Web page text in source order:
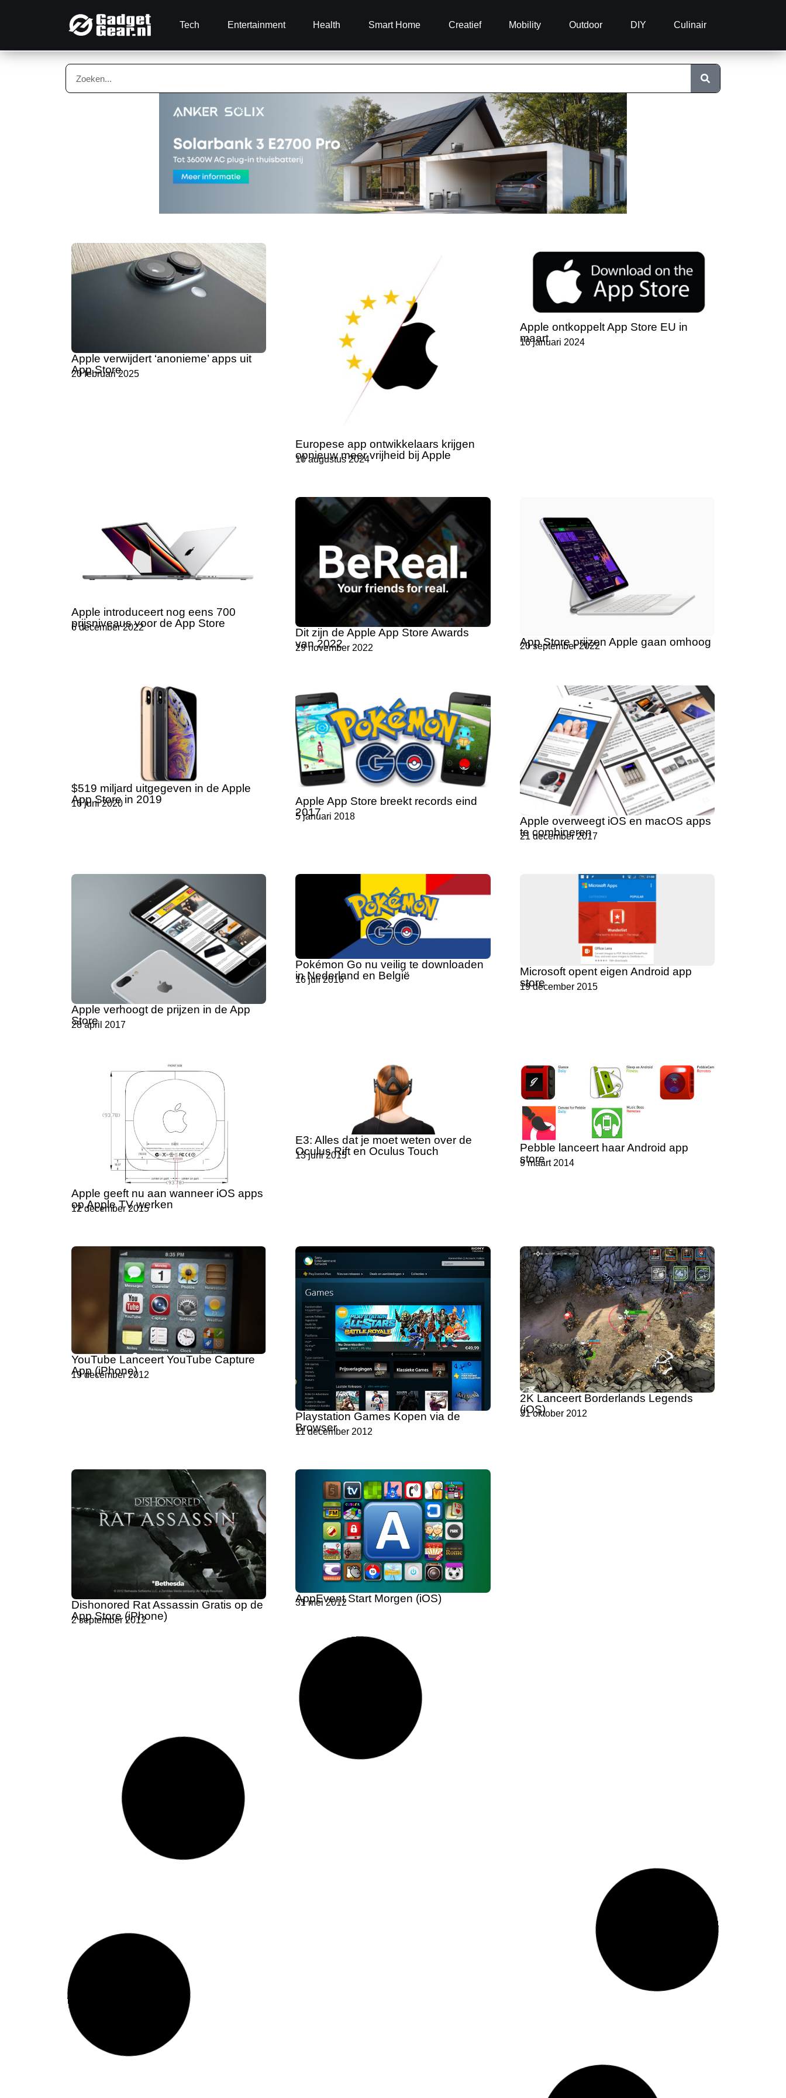
Tech Entertainment Health Smart Home Creatief Mobility Outdoor DIY Culinair
Apple verwijdert ‘anonieme’ apps uit
App Store
20 februari 2025
Europese app ontwikkelaars krijgen
opnieuw meer vrijheid bij Apple
10 augustus 2024
Apple ontkoppelt App Store EU in
maart
16 januari 2024
Apple introduceert nog eens 700
prijsniveaus voor de App Store
6 december 2022
Dit zijn de Apple App Store Awards
van 2022
29 november 2022 App Store prijzen Apple gaan omhoog
20 september 2022
$519 miljard uitgegeven in de Apple
App Store in 2019
16 juni 2020
Apple App Store breekt records eind
2017
5 januari 2018
Apple overweegt iOS en macOS apps
te combineren
21 december 2017
Apple verhoogt de prijzen in de App
Store
28 april 2017
Pokémon Go nu veilig te downloaden
in Nederland en België
16 juli 2016
Microsoft opent eigen Android app
store
19 december 2015
Apple geeft nu aan wanneer iOS apps
op Apple TV werken
12 december 2015
E3: Alles dat je moet weten over de
Oculus Rift en Oculus Touch
13 juni 2015
Pebble lanceert haar Android app
store
9 maart 2014
YouTube Lanceert YouTube Capture
App (iPhone)
19 december 2012
Playstation Games Kopen via de
Browser
11 december 2012
2K Lanceert Borderlands Legends
(iOS)
31 oktober 2012
Dishonored Rat Assassin Gratis op de
App Store (iPhone)
2 september 2012
AppEvent Start Morgen (iOS)
31 mei 2012